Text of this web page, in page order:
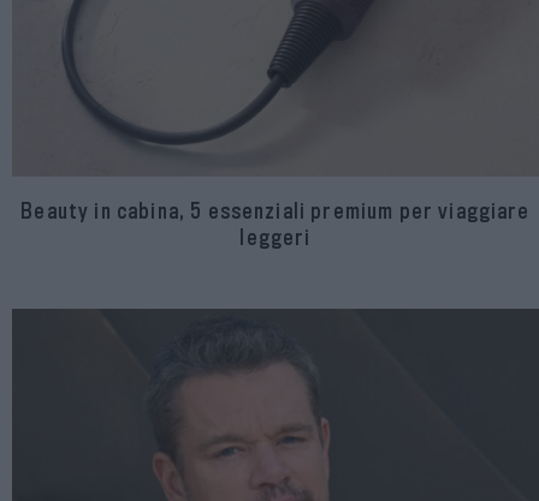
Beauty in cabina, 5 essenziali premium per viaggiare
leggeri